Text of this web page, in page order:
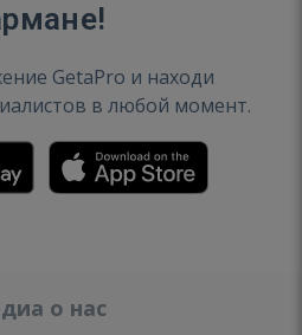
GetaPro и находи
в любой момент.
о нас